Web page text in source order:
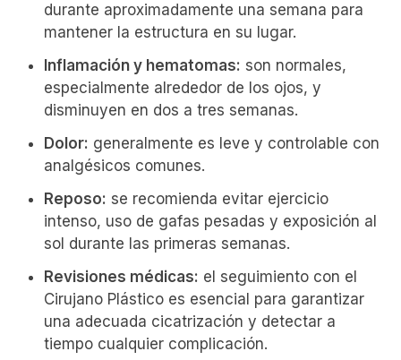
durante aproximadamente una semana para
mantener la estructura en su lugar.
Inflamación y hematomas: son normales,
especialmente alrededor de los ojos, y
disminuyen en dos a tres semanas.
Dolor: generalmente es leve y controlable con
analgésicos comunes.
Reposo: se recomienda evitar ejercicio
intenso, uso de gafas pesadas y exposición al
sol durante las primeras semanas.
Revisiones médicas: el seguimiento con el
Cirujano Plástico es esencial para garantizar
una adecuada cicatrización y detectar a
tiempo cualquier complicación.